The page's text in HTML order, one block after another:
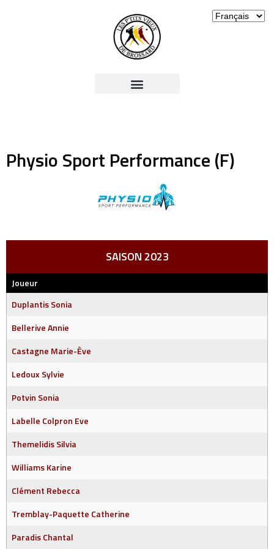
Physio Sport Performance (F)
SAISON 2023
Joueur
Duplantis Sonia
Bellerive Annie
Castagne Marie-Ève
Ledoux Sylvie
Potvin Sonia
Labelle Colpron Eve
Themelidis Silvia
Williams Karine
Clément Rebecca
Tremblay-Paquette Catherine
Paradis Chantal